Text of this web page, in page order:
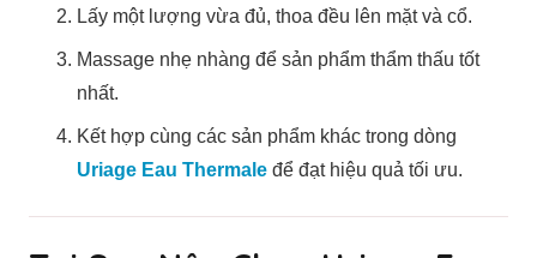
Lấy một lượng vừa đủ, thoa đều lên mặt và cổ.
Massage nhẹ nhàng để sản phẩm thẩm thấu tốt
nhất.
Kết hợp cùng các sản phẩm khác trong dòng
Uriage Eau Thermale để đạt hiệu quả tối ưu.